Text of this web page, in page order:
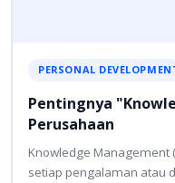
PERSONAL
Pentingnya
Perusahaan
Knowledge Management
setiap pengalaman atau